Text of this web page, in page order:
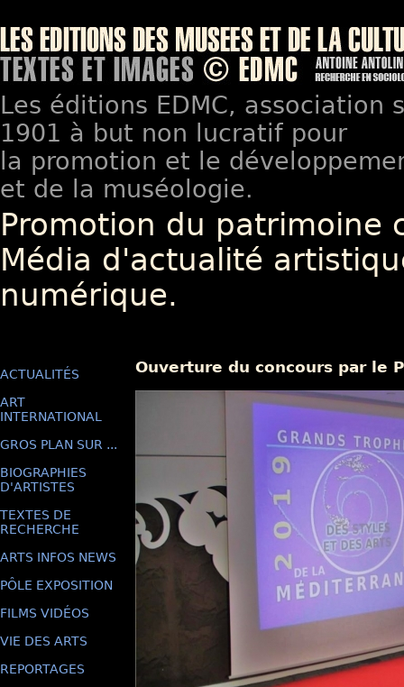
Les éditions EDMC, association
1901 à but non lucratif pour
la promotion et le
et de la muséologie.
Promotion du patrimoine
Média d'actualité
numérique.
ACTUALITÉS
ART
INTERNATIONAL
GROS PLAN SUR ...
BIOGRAPHIES
D'ARTISTES
TEXTES DE
RECHERCHE
ARTS INFOS NEWS
PÔLE EXPOSITION
FILMS VIDÉOS
VIE DES ARTS
REPORTAGES
Ouverture du concours par le